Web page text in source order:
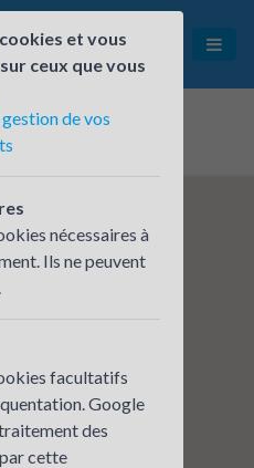
et vous
ceux que vous
de vos
nécessaires à
Ils ne peuvent
facultatifs
Google
des
cette